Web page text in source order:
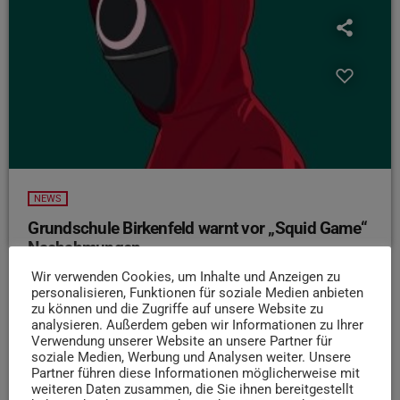
NEWS
Grundschule Birkenfeld warnt vor „Squid Game“
Nachahmungen
Die Grundschule Birkenfeld warnt vor "Squid Game"
Nachahmungen auf dem Schulhof. Wie der SWR berichtet,
hat Schulleiterin Uta Schmitt deshalb die Eltern zum
Gespräch über Medieninhalte aufgerufen. Besonders das
Spiel „Rotes Licht – Grünes Licht“ wird laut Schule nach
gespielt – in der Serie bedeutet ein Fehler dabei den Tod.
Wir verwenden Cookies, um Inhalte und Anzeigen zu
personalisieren, Funktionen für soziale Medien anbieten
zu können und die Zugriffe auf unsere Website zu
analysieren. Außerdem geben wir Informationen zu Ihrer
Verwendung unserer Website an unsere Partner für
soziale Medien, Werbung und Analysen weiter. Unsere
Partner führen diese Informationen möglicherweise mit
weiteren Daten zusammen, die Sie ihnen bereitgestellt